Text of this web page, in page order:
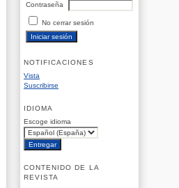
Contraseña
No cerrar sesión
NOTIFICACIONES
Vista
Suscribirse
IDIOMA
Escoge idioma
CONTENIDO DE LA
REVISTA